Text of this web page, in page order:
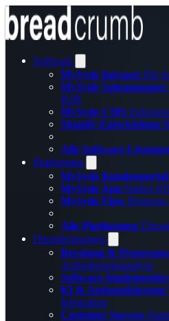
Software
MySyde Intranet Die
MySyde Salesmanager
B2B
MySyde CMS
Shopify-Entwicklung
Alle Software-
Plattformen
MySyde Kundenportal
MySyde App Native
MySyde Flow
Alle Plattformen
Dienstleistungen
Beratung &
Anforderungsanalyse
Software-
KI & Automatisierung
Integration
Customer Success